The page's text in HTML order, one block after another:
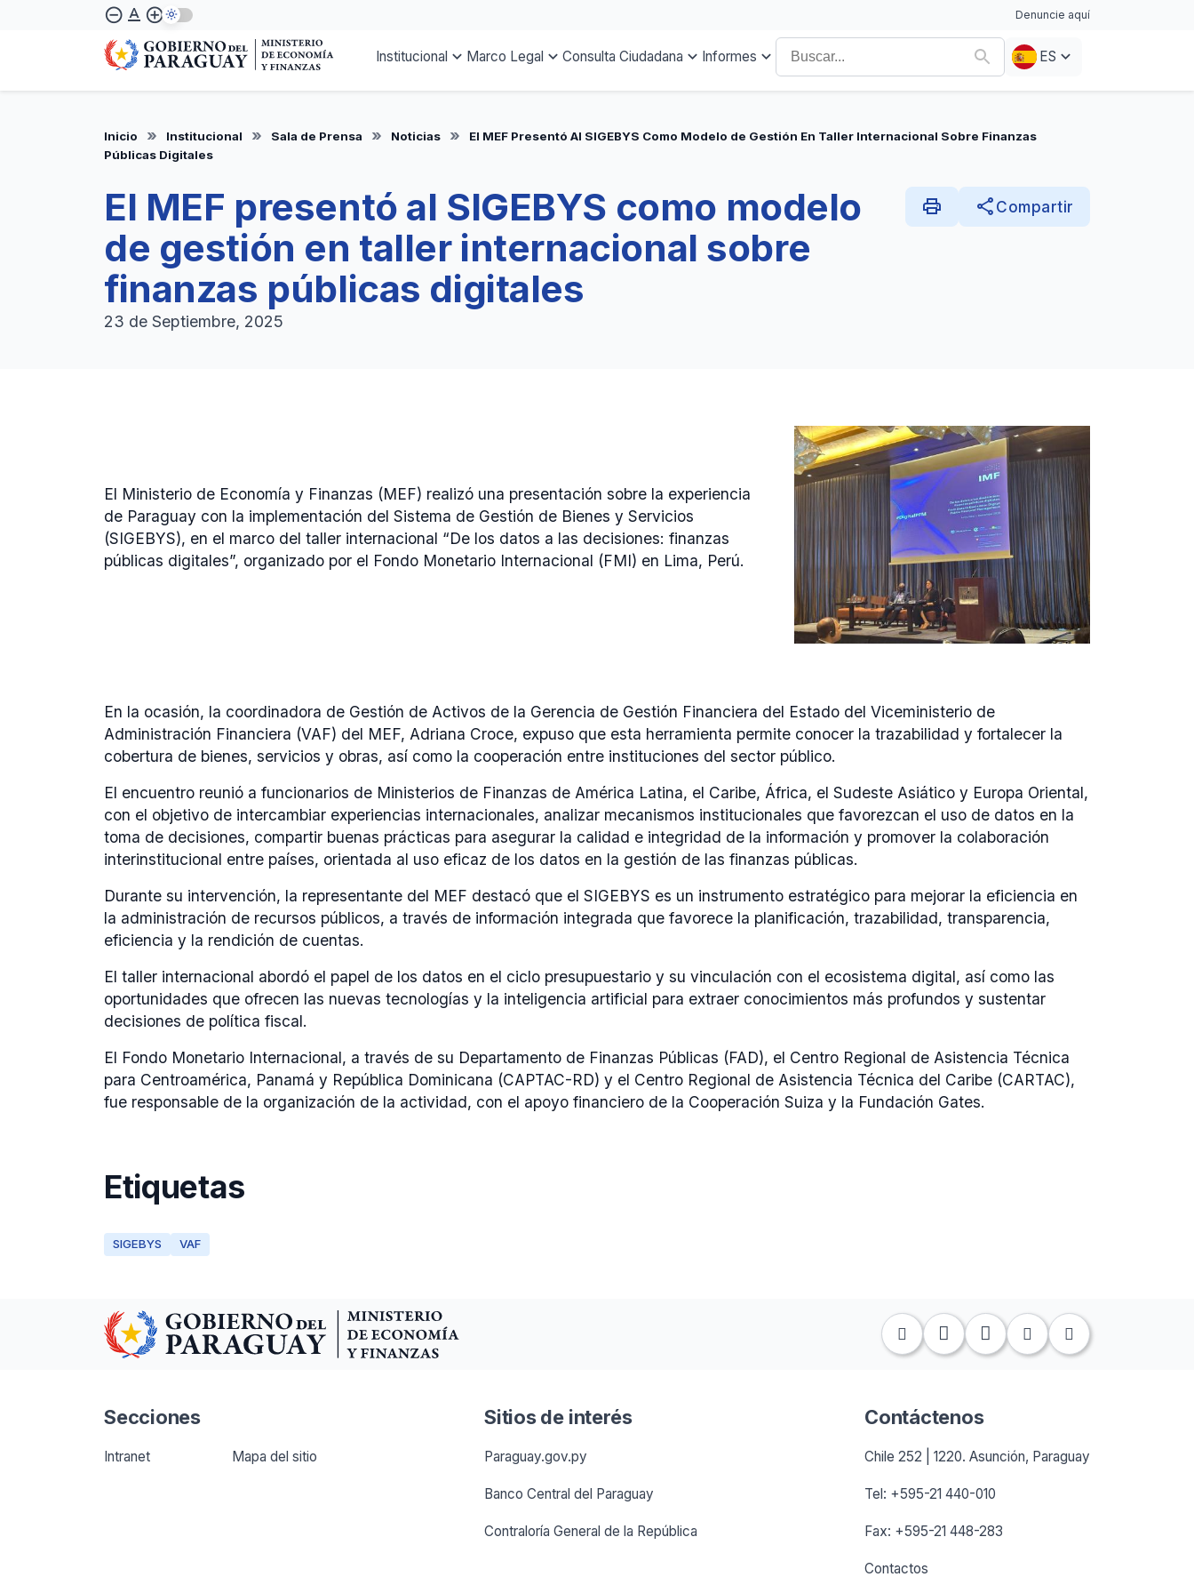
remove_circle_outline text_format add_circle_outline Denuncie aquí
Institucional Marco Legal Consulta Ciudadana Informes ES
Inicio Institucional Sala de Prensa Noticias
El MEF Presentó Al SIGEBYS Como Modelo de Gestión En Taller Internacional Sobre Finanzas
Públicas Digitales
El MEF presentó al SIGEBYS como modelo
de gestión en taller internacional sobre
finanzas públicas digitales
23 de Septiembre, 2025
print shareCompartir
El Ministerio de Economía y Finanzas (MEF) realizó una presentación sobre la experiencia
de Paraguay con la implementación del Sistema de Gestión de Bienes y Servicios
(SIGEBYS), en el marco del taller internacional “De los datos a las decisiones: finanzas
públicas digitales”, organizado por el Fondo Monetario Internacional (FMI) en Lima, Perú.
En la ocasión, la coordinadora de Gestión de Activos de la Gerencia de Gestión Financiera del Estado del Viceministerio de
Administración Financiera (VAF) del MEF, Adriana Croce, expuso que esta herramienta permite conocer la trazabilidad y fortalecer la
cobertura de bienes, servicios y obras, así como la cooperación entre instituciones del sector público.
El encuentro reunió a funcionarios de Ministerios de Finanzas de América Latina, el Caribe, África, el Sudeste Asiático y Europa Oriental,
con el objetivo de intercambiar experiencias internacionales, analizar mecanismos institucionales que favorezcan el uso de datos en la
toma de decisiones, compartir buenas prácticas para asegurar la calidad e integridad de la información y promover la colaboración
interinstitucional entre países, orientada al uso eficaz de los datos en la gestión de las finanzas públicas.
Durante su intervención, la representante del MEF destacó que el SIGEBYS es un instrumento estratégico para mejorar la eficiencia en
la administración de recursos públicos, a través de información integrada que favorece la planificación, trazabilidad, transparencia,
eficiencia y la rendición de cuentas.
El taller internacional abordó el papel de los datos en el ciclo presupuestario y su vinculación con el ecosistema digital, así como las
oportunidades que ofrecen las nuevas tecnologías y la inteligencia artificial para extraer conocimientos más profundos y sustentar
decisiones de política fiscal.
El Fondo Monetario Internacional, a través de su Departamento de Finanzas Públicas (FAD), el Centro Regional de Asistencia Técnica
para Centroamérica, Panamá y República Dominicana (CAPTAC-RD) y el Centro Regional de Asistencia Técnica del Caribe (CARTAC),
fue responsable de la organización de la actividad, con el apoyo financiero de la Cooperación Suiza y la Fundación Gates.
Etiquetas
SIGEBYS VAF
Secciones
Intranet Mapa del sitio
Sitios de interés
Paraguay.gov.py
Banco Central del Paraguay
Contraloría General de la República
Contáctenos
Chile 252 | 1220. Asunción, Paraguay
Tel: +595-21 440-010
Fax: +595-21 448-283
Contactos